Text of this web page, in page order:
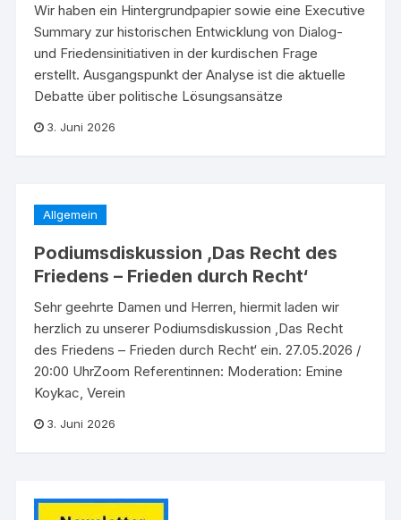
Wir haben ein Hintergrundpapier sowie eine Executive
Summary zur historischen Entwicklung von Dialog-
und Friedensinitiativen in der kurdischen Frage
erstellt. Ausgangspunkt der Analyse ist die aktuelle
Debatte über politische Lösungsansätze
3. Juni 2026
Allgemein
Podiumsdiskussion ‚Das Recht des
Friedens – Frieden durch Recht‘
Sehr geehrte Damen und Herren, hiermit laden wir
herzlich zu unserer Podiumsdiskussion ‚Das Recht
des Friedens – Frieden durch Recht‘ ein. 27.05.2026 /
20:00 UhrZoom Referentinnen: Moderation: Emine
Koykac, Verein
3. Juni 2026